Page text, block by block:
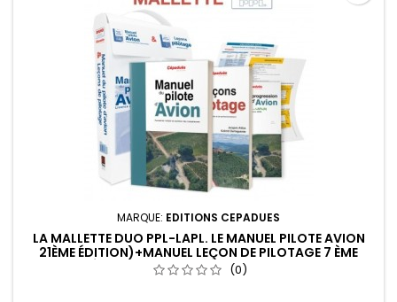
MARQUE: EDITIONS CEPADUES
LA MALLETTE DUO PPL-LAPL. LE MANUEL PILOTE AVION
21ÈME ÉDITION)+MANUEL LEÇON DE PILOTAGE 7 ÈME
ÉDITION + LIVRET DE PROGRESSION
(0)